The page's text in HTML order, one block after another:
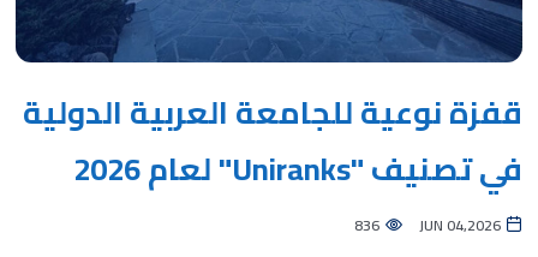
قفزة نوعية للجامعة العربية الدولية
في تصنيف "Uniranks" لعام 2026
JUN 04,2026
836